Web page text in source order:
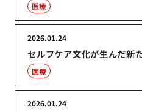
医療
セルフケア文化が生んだ新
2026.01.24
医療
2026.01.24